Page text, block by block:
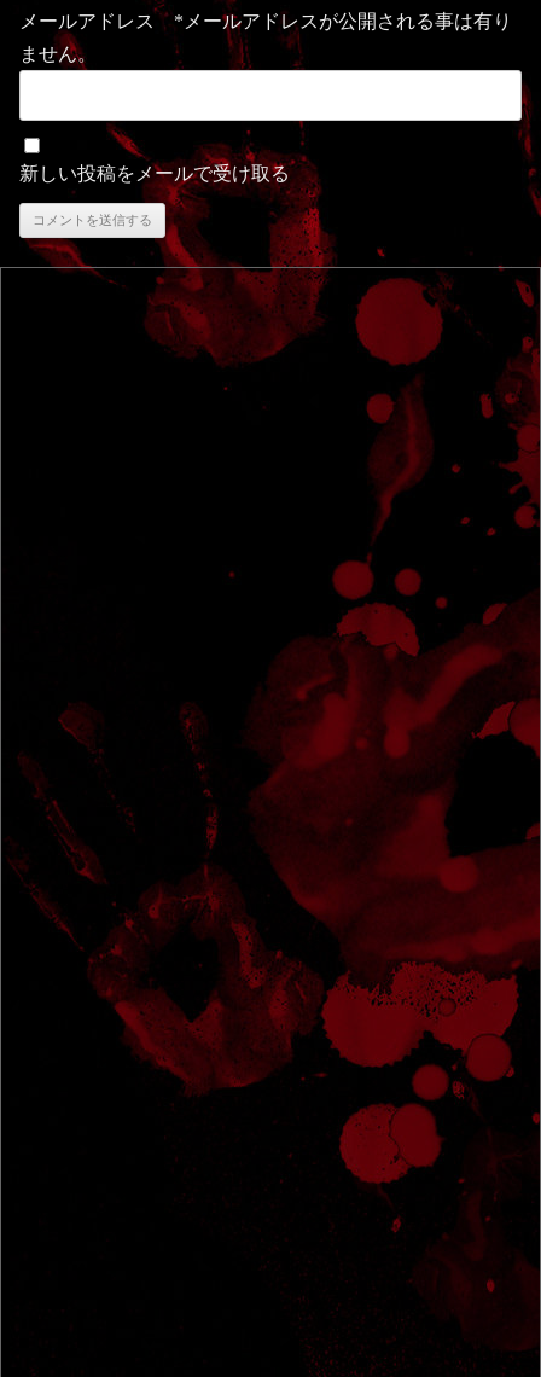
メールアドレス *メールアドレスが公開される事は有り
ません。
新しい投稿をメールで受け取る